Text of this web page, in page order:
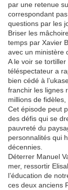
par une retenue
correspondant
questions par les
Briser les
temps par Xavier
avec un ministère
A le voir se
téléspectateur a
bien cédé à
franchir les lignes
millions de
Cet épisode peut
des défis qui se
pauvreté du
personnalités qui
décennies.
Déterrer Manuel
mer, ressortir
l’éducation de
ces deux anciens